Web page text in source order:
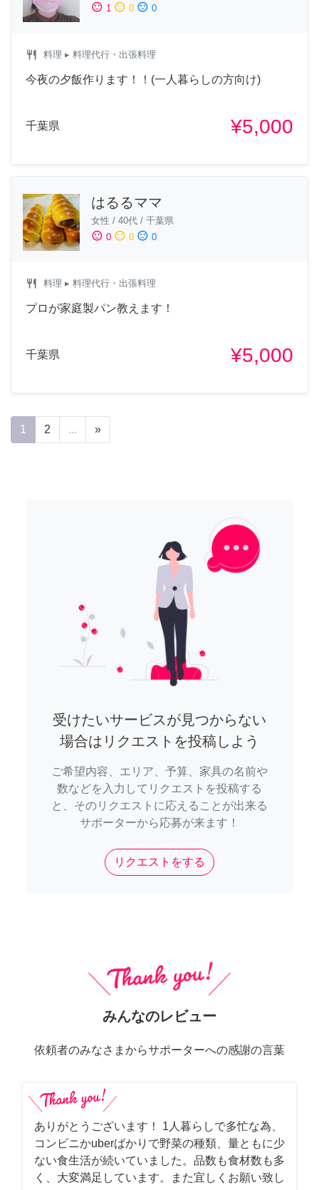
sentiment_satisfied 1 sentiment_neutral 0 sentiment_dissatisfied 0
restaurant 料理 ▸ 料理代行・出張料理
今夜の夕飯作ります！！(一人暮らしの方向け)
千葉県 ¥5,000
はるるママ
女性 / 40代 / 千葉県
sentiment_satisfied 0 sentiment_neutral 0 sentiment_dissatisfied 0
restaurant 料理 ▸ 料理代行・出張料理
プロが家庭製パン教えます！
千葉県 ¥5,000
1 2 ... »
受けたいサービスが見つからない
場合はリクエストを投稿しよう
ご希望内容、エリア、予算、家具の名前や
数などを入力してリクエストを投稿する
と、そのリクエストに応えることが出来る
サポーターから応募が来ます！
リクエストをする
みんなのレビュー
依頼者のみなさまからサポーターへの感謝の言葉
ありがとうございます！ 1人暮らしで多忙な為、
コンビニかuberばかりで野菜の種類、量ともに少
ない食生活が続いていました。品数も食材数も多
く、大変満足しています。また宜しくお願い致し